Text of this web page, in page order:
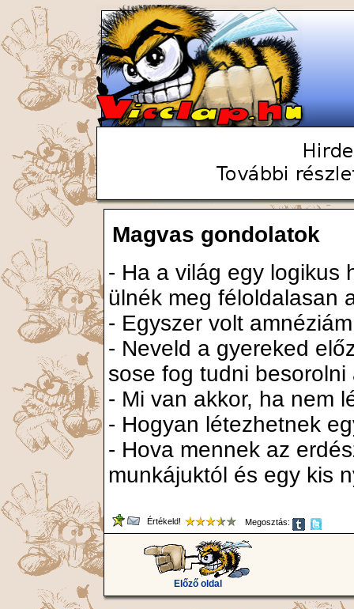
Magvas gondolatok
- Ha a világ egy logikus
ülnék meg féloldalasan
- Egyszer volt
- Neveld a gyereked
sose fog tudni
- Mi van akkor, ha nem
- Hogyan létezhetnek
- Hova mennek az
munkájuktól és egy kis
Értékeld! Megosztás:
Előző oldal